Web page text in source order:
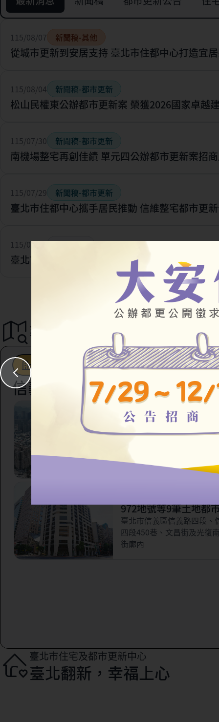
115/08/07 新聞稿-其他
從城市更新到安居支持 臺北市住都中心打造宜
115/08/04 新聞稿-都市更新
松山民權東公辦都市更新案 榮獲2026國家卓越
115/07/30 新聞稿-都市更新
南機場整宅再創佳績 單元四公辦都市更新案招
115/07/29 新聞稿-都市更新
臺北市住都中心攜手居民推動 信維整
115/07/28 一般公告
臺北市住宅及都市更新中心 官網改版及網址更
導覽地圖
駐地工作站 社會住宅
信義區
臺北市信義區虎林段
147地號等45筆土地
市更新案
臺北市信義區永吉路321巷
路以北所圍之部分街廓範圍
972地號等9筆土地都
案
臺北市信義區信義路四段、
四段450巷、文昌街及光復
街廓內
臺北市住宅及都市更新中心
臺北翻新，幸福上心